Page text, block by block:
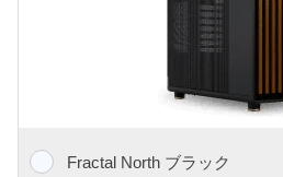
Fractal North ブラック